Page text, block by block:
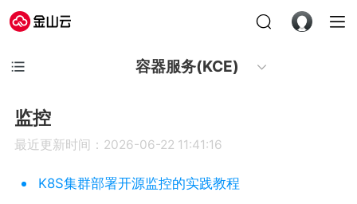
容器服务(KCE)
监控
最近更新时间：2026-06-22 11:41:16
K8S集群部署开源监控的实践教程